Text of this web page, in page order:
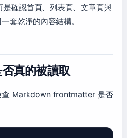
是確認首頁、列表頁、文章頁與
套乾淨的內容結構。
真的被讀取
查 Markdown frontmatter 是否